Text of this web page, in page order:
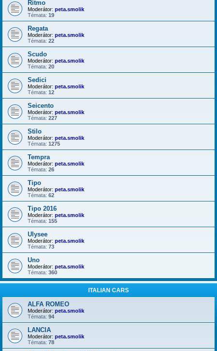
Ritmo
Moderátor: peta.smolik
Témata: 19
Regata
Moderátor: peta.smolik
Témata: 22
Scudo
Moderátor: peta.smolik
Témata: 20
Sedici
Moderátor: peta.smolik
Témata: 12
Seicento
Moderátor: peta.smolik
Témata: 227
Stilo
Moderátor: peta.smolik
Témata: 1275
Tempra
Moderátor: peta.smolik
Témata: 26
Tipo
Moderátor: peta.smolik
Témata: 62
Tipo 2016
Moderátor: peta.smolik
Témata: 155
Ulysee
Moderátor: peta.smolik
Témata: 73
Uno
Moderátor: peta.smolik
Témata: 360
ITALIAN CARS
ALFA ROMEO
Moderátor: peta.smolik
Témata: 94
LANCIA
Moderátor: peta.smolik
Témata: 78